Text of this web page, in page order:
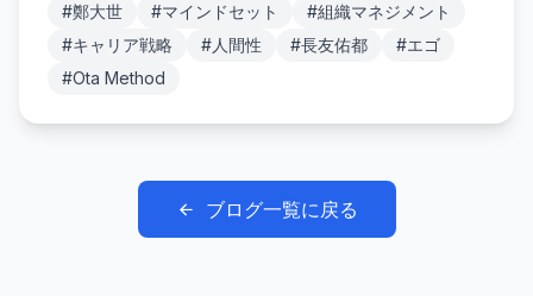
#鄭大世 #マインドセット #組織マネジメント
#キャリア戦略 #人間性 #長友佑都 #エゴ
#Ota Method
ブログ一覧に戻る